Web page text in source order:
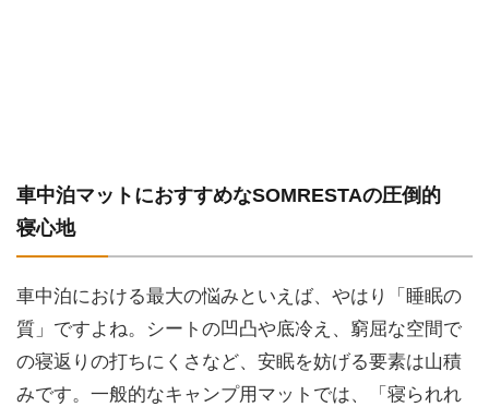
車中泊マットにおすすめなSOMRESTAの圧倒的
寝心地
車中泊における最大の悩みといえば、やはり「睡眠の
質」ですよね。シートの凹凸や底冷え、窮屈な空間で
の寝返りの打ちにくさなど、安眠を妨げる要素は山積
みです。一般的なキャンプ用マットでは、「寝られれ